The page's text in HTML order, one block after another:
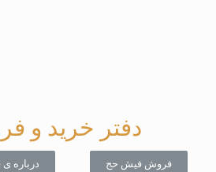
دفتر خرید و
فروش فیش حج درباره